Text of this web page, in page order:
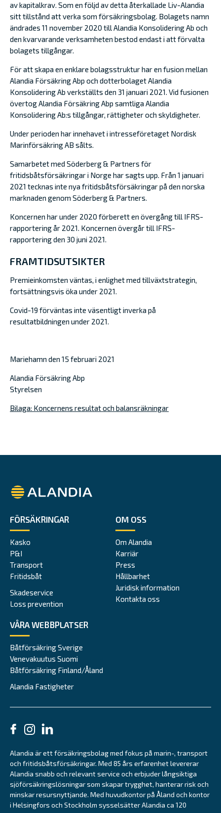
av kapitalkrav. Som en följd av detta återkallade Liv-Alandia
sitt tillstånd att verka som försäkringsbolag. Bolagets namn
ändrades 11 november 2020 till Alandia Konsolidering Ab och
den kvarvarande verksamheten bestod endast i att förvalta
bolagets tillgångar.
För att skapa en enklare bolagsstruktur har en fusion mellan
Alandia Försäkring Abp och dotterbolaget Alandia
Konsolidering Ab verkställts den 31 januari 2021. Vid fusionen
övertog Alandia Försäkring Abp samtliga Alandia
Konsolidering Ab:s tillgångar, rättigheter och skyldigheter.
Under perioden har innehavet i intresseföretaget Nordisk
Marinförsäkring AB sålts.
Samarbetet med Söderberg & Partners för
fritidsbåtsförsäkringar i Norge har sagts upp. Från 1 januari
2021 tecknas inte nya fritidsbåtsförsäkringar på den norska
marknaden genom Söderberg & Partners.
Koncernen har under 2020 förberett en övergång till IFRS-
rapportering år 2021. Koncernen övergår till IFRS-
rapportering den 30 juni 2021.
FRAMTIDSUTSIKTER
Premieinkomsten väntas, i enlighet med tillväxtstrategin,
fortsättningsvis öka under 2021.
Covid-19 förväntas inte väsentligt inverka på
resultatbildningen under 2021.
Mariehamn den 15 februari 2021
Alandia Försäkring Abp
Styrelsen
Bilaga: Koncernens resultat och balansräkningar
Alandia
FÖRSÄKRINGAR
Kasko
P&I
Transport
Fritidsbåt
Skadeservice
Loss prevention
OM OSS
Om Alandia
Karriär
Press
Hållbarhet
Juridisk information
Kontakta oss
VÅRA WEBBPLATSER
Båtförsäkring Sverige
Venevakuutus Suomi
Båtförsäkring Finland/Åland
Alandia Fastigheter
Alandia är ett försäkringsbolag med fokus på marin-, transport
och fritidsbåtsförsäkringar. Med 85 års erfarenhet levererar
Alandia snabb och relevant service och erbjuder långsiktiga
sjöförsäkringslösningar som skapar trygghet, hanterar risk och
minskar resursnyttjande. Med huvudkontor på Åland och kontor
i Helsingfors och Stockholm sysselsätter Alandia ca 120